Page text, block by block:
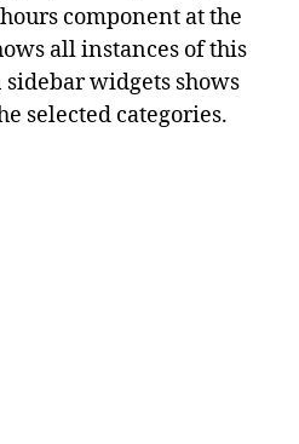
component at the
all instances of this
widgets shows
selected categories.